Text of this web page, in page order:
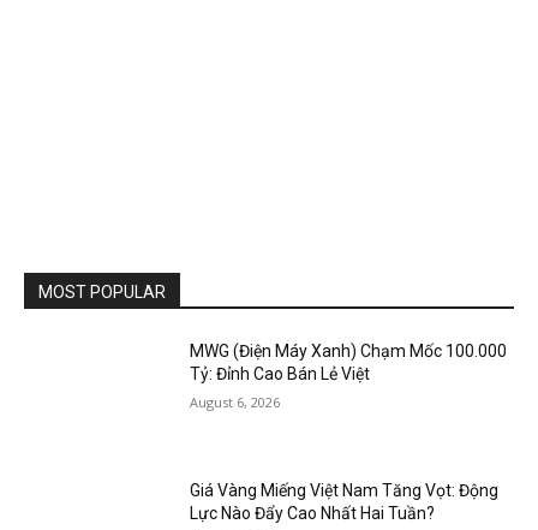
MOST POPULAR
MWG (Điện Máy Xanh) Chạm Mốc 100.000
Tỷ: Đỉnh Cao Bán Lẻ Việt
August 6, 2026
Giá Vàng Miếng Việt Nam Tăng Vọt: Động
Lực Nào Đẩy Cao Nhất Hai Tuần?